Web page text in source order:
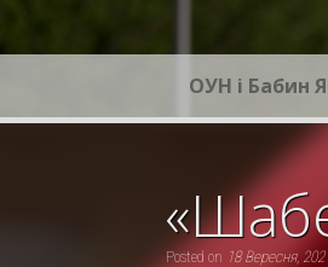
ОУН і Бабин
Posted on 18 Вересня,